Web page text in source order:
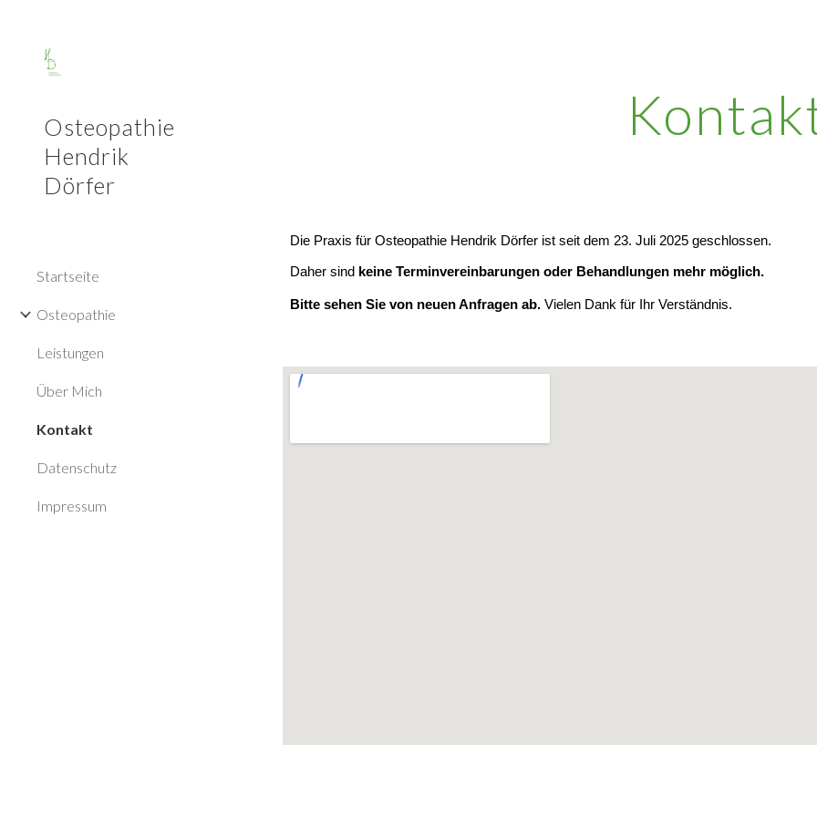
Osteopathie
Hendrik
Dörfer
Startseite
Osteopathie
Leistungen
Über Mich
Kontakt
Datenschutz
Impressum
Die Praxis für Osteopathie Hendrik Dörfer ist seit dem 23. Juli 2025 geschlossen.
Daher sind keine Terminvereinbarungen oder Behandlungen mehr möglich.
Bitte sehen Sie von neuen Anfragen ab. Vielen Dank für Ihr Verständnis.